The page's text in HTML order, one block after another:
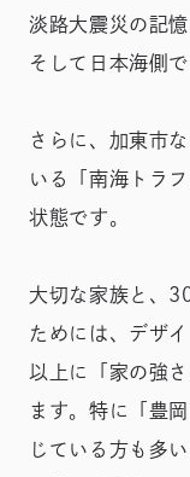
淡路大震災の記
そして日本海側
さらに、加東市
いる「南海トラ
状態です。
大切な家族と、
ためには、デザ
以上に「家の強
ます。特に「豊
じている方も多